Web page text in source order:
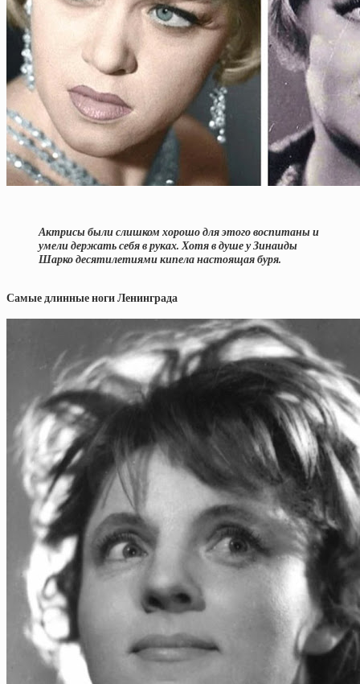
Актрисы были слишком хорошо для этого воспитаны и
умели держать себя в руках. Хотя в душе у Зинаиды
Шарко десятилетиями кипела настоящая буря.
Самые длинные ноги Ленинграда